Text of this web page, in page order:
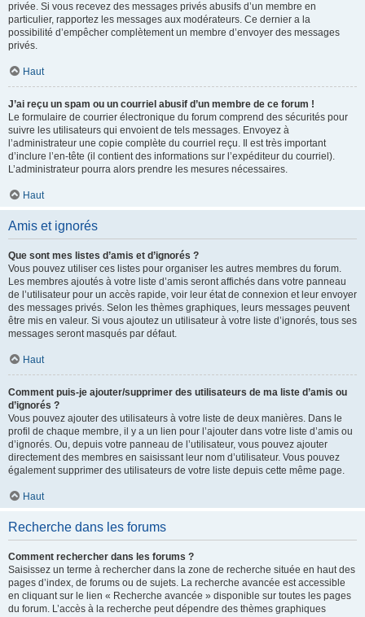
privée. Si vous recevez des messages privés abusifs d’un membre en
particulier, rapportez les messages aux modérateurs. Ce dernier a la
possibilité d’empêcher complètement un membre d’envoyer des messages
privés.
Haut
J’ai reçu un spam ou un courriel abusif d’un membre de ce forum !
Le formulaire de courrier électronique du forum comprend des sécurités pour
suivre les utilisateurs qui envoient de tels messages. Envoyez à
l’administrateur une copie complète du courriel reçu. Il est très important
d’inclure l’en-tête (il contient des informations sur l’expéditeur du courriel).
L’administrateur pourra alors prendre les mesures nécessaires.
Haut
Amis et ignorés
Que sont mes listes d’amis et d’ignorés ?
Vous pouvez utiliser ces listes pour organiser les autres membres du forum.
Les membres ajoutés à votre liste d’amis seront affichés dans votre panneau
de l’utilisateur pour un accès rapide, voir leur état de connexion et leur envoyer
des messages privés. Selon les thèmes graphiques, leurs messages peuvent
être mis en valeur. Si vous ajoutez un utilisateur à votre liste d’ignorés, tous ses
messages seront masqués par défaut.
Haut
Comment puis-je ajouter/supprimer des utilisateurs de ma liste d’amis ou
d’ignorés ?
Vous pouvez ajouter des utilisateurs à votre liste de deux manières. Dans le
profil de chaque membre, il y a un lien pour l’ajouter dans votre liste d’amis ou
d’ignorés. Ou, depuis votre panneau de l’utilisateur, vous pouvez ajouter
directement des membres en saisissant leur nom d’utilisateur. Vous pouvez
également supprimer des utilisateurs de votre liste depuis cette même page.
Haut
Recherche dans les forums
Comment rechercher dans les forums ?
Saisissez un terme à rechercher dans la zone de recherche située en haut des
pages d’index, de forums ou de sujets. La recherche avancée est accessible
en cliquant sur le lien « Recherche avancée » disponible sur toutes les pages
du forum. L’accès à la recherche peut dépendre des thèmes graphiques